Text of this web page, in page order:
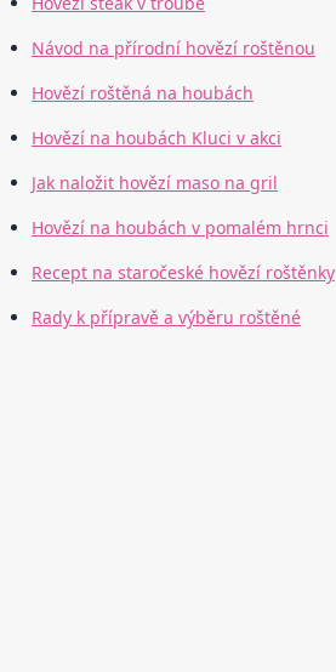
Návod na přírodní hovězí roštěnou
Hovězí roštěná na houbách
Hovězí na houbách Kluci v akci
Jak naložit hovězí maso na gril
Hovězí na houbách v pomalém hrnci
Recept na staročeské hovězí roštěnky
Rady k přípravě a výběru roštěné